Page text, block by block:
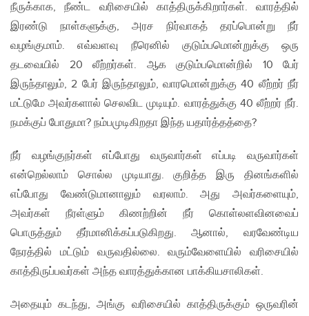
நீருக்காக, நீண்ட வரிசையில் காத்திருக்கிறார்கள். வாரத்தில்
இரண்டு நாள்களுக்கு, அரச நிர்வாகத் தரப்பொன்று நீர்
வழங்குமாம். எவ்வளவு நீரெனில் குடும்பமொன்றுக்கு ஒரு
தடவையில் 20 லீற்றர்கள். ஆக குடும்பமொன்றில் 10 பேர்
இருந்தாலும், 2 பேர் இருந்தாலும், வாரமொன்றுக்கு 40 லீற்றர் நீர்
மட்டுமே அவர்களால் செலவிட முடியும். வாரத்துக்கு 40 லீற்றர் நீர்.
நமக்குப் போதுமா? நம்பமுடிகிறதா இந்த யதார்த்தத்தை?
நீர் வழங்குநர்கள் எப்போது வருவார்கள் எப்படி வருவார்கள்
என்றெல்லாம் சொல்ல முடியாது. குறித்த இரு தினங்களில்
எப்போது வேண்டுமானாலும் வரலாம். அது அவர்களையும்,
அவர்கள் நீரள்ளும் கிணற்றின் நீர் கொள்லளவினவைப்
பொருத்தும் தீர்மானிக்கப்படுகிறது. ஆனால், வரவேண்டிய
நேரத்தில் மட்டும் வருவதில்லை. வரும்வேளையில் வரிசையில்
காத்திருப்பவர்கள் அந்த வாரத்துக்கான பாக்கியசாலிகள்.
அதையும் கடந்து, அங்கு வரிசையில் காத்திருக்கும் ஒருவரின்